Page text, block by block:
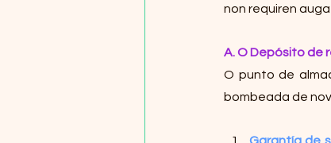
non requiren
A. O Depósito de
O punto de
bombeada de